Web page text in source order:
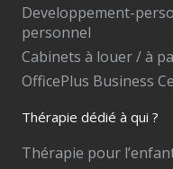
Developpement-
personnel
Cabinets à louer / à
OfficePlus Business
Thérapie dédié à qui ?
Thérapie pour